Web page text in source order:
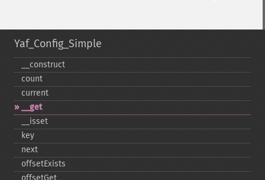
Yaf_Config_Simple
_​_​construct
count
current
_​_​get
_​_​isset
key
next
offsetExists
offsetGet